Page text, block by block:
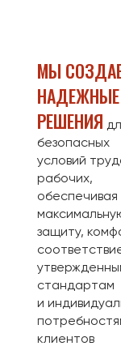
МЫ
НАДЕЖНЫЕ
РЕШЕНИЯ
безопасных
условий
рабочих,
обеспечивая
защиту,
стандартам
и
клиентов